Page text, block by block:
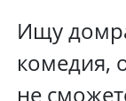
Ищу
комедия,
не